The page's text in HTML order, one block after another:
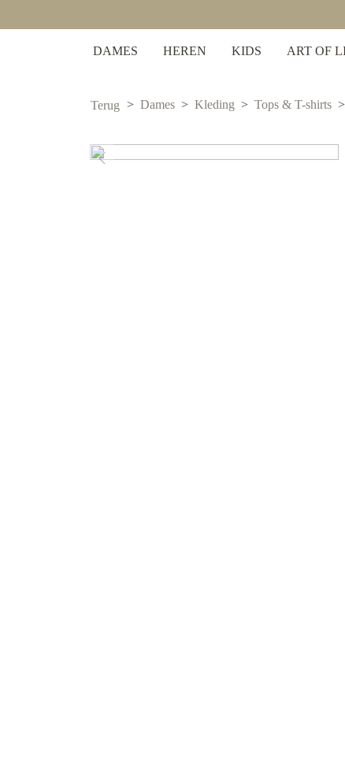
DAMES HEREN KIDS ART OF
Terug Dames Kleding Tops & T-shirts